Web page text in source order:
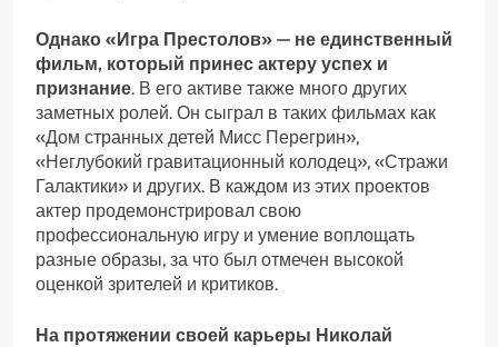
Однако «Игра Престолов» — не единственный
фильм, который принес актеру успех и
признание. В его активе также много других
заметных ролей. Он сыграл в таких фильмах как
«Дом странных детей Мисс Перегрин»,
«Неглубокий гравитационный колодец», «Стражи
Галактики» и других. В каждом из этих проектов
актер продемонстрировал свою
профессиональную игру и умение воплощать
разные образы, за что был отмечен высокой
оценкой зрителей и критиков.
На протяжении своей карьеры Николай